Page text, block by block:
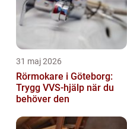
31 maj 2026
Rörmokare i Göteborg:
Trygg VVS-hjälp när du
behöver den